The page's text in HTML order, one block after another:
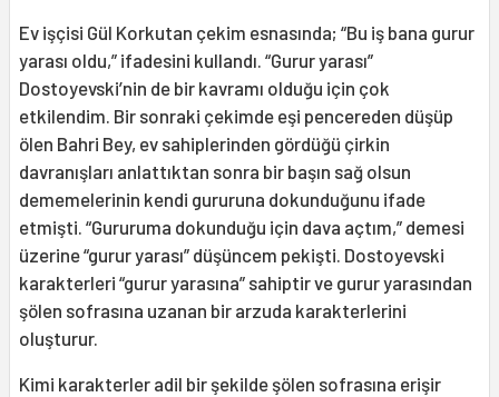
Ev işçisi Gül Korkutan çekim esnasında; “Bu iş bana gurur
yarası oldu,” ifadesini kullandı. “Gurur yarası”
Dostoyevski’nin de bir kavramı olduğu için çok
etkilendim. Bir sonraki çekimde eşi pencereden düşüp
ölen Bahri Bey, ev sahiplerinden gördüğü çirkin
davranışları anlattıktan sonra bir başın sağ olsun
dememelerinin kendi gururuna dokunduğunu ifade
etmişti. “Gururuma dokunduğu için dava açtım,” demesi
üzerine “gurur yarası” düşüncem pekişti. Dostoyevski
karakterleri “gurur yarasına” sahiptir ve gurur yarasından
şölen sofrasına uzanan bir arzuda karakterlerini
oluşturur.
Kimi karakterler adil bir şekilde şölen sofrasına erişir